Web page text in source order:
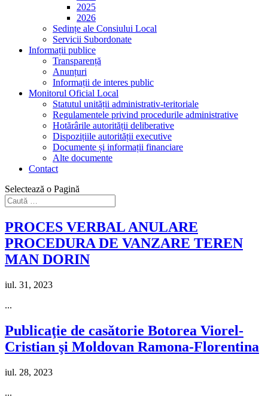
2025
2026
Sedințe ale Consiului Local
Servicii Subordonate
Informații publice
Transparență
Anunțuri
Informații de interes public
Monitorul Oficial Local
Statutul unității administrativ-teritoriale
Regulamentele privind procedurile administrative
Hotărârile autorității deliberative
Dispozițiile autorității executive
Documente și informații financiare
Alte documente
Contact
Selectează o Pagină
PROCES VERBAL ANULARE
PROCEDURA DE VANZARE TEREN
MAN DORIN
iul. 31, 2023
...
Publicaţie de casătorie Botorea Viorel-
Cristian şi Moldovan Ramona-Florentina
iul. 28, 2023
...